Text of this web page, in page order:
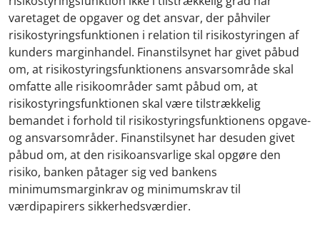
varetaget de opgaver og det ansvar, der påhviler
risikostyringsfunktionen i relation til risikostyringen af
kunders marginhandel. Finanstilsynet har givet påbud
om, at risikostyringsfunktionens ansvarsområde skal
omfatte alle risikoområder samt påbud om, at
risikostyringsfunktionen skal være tilstrækkelig
bemandet i forhold til risikostyringsfunktionens opgave-
og ansvarsområder. Finanstilsynet har desuden givet
påbud om, at den risikoansvarlige skal opgøre den
risiko, banken påtager sig ved bankens
minimumsmarginkrav og minimumskrav til
værdipapirers sikkerhedsværdier.